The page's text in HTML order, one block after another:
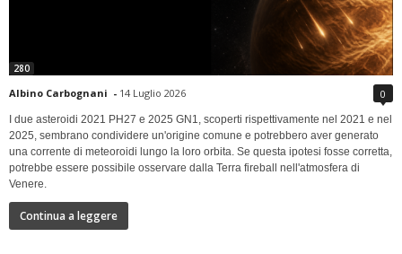
280
Albino Carbognani - 14 Luglio 2026 0
I due asteroidi 2021 PH27 e 2025 GN1, scoperti rispettivamente nel 2021 e nel
2025, sembrano condividere un'origine comune e potrebbero aver generato
una corrente di meteoroidi lungo la loro orbita. Se questa ipotesi fosse corretta,
potrebbe essere possibile osservare dalla Terra fireball nell'atmosfera di
Venere.
Continua a leggere